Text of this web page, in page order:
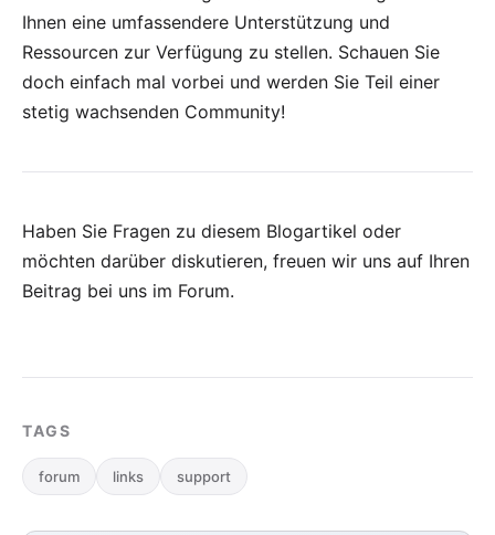
Ihnen eine umfassendere Unterstützung und
Ressourcen zur Verfügung zu stellen. Schauen Sie
doch einfach mal vorbei und werden Sie Teil einer
stetig wachsenden Community!
Haben Sie Fragen zu diesem Blogartikel oder
möchten darüber diskutieren, freuen wir uns auf Ihren
Beitrag bei uns im Forum.
TAGS
forum links support